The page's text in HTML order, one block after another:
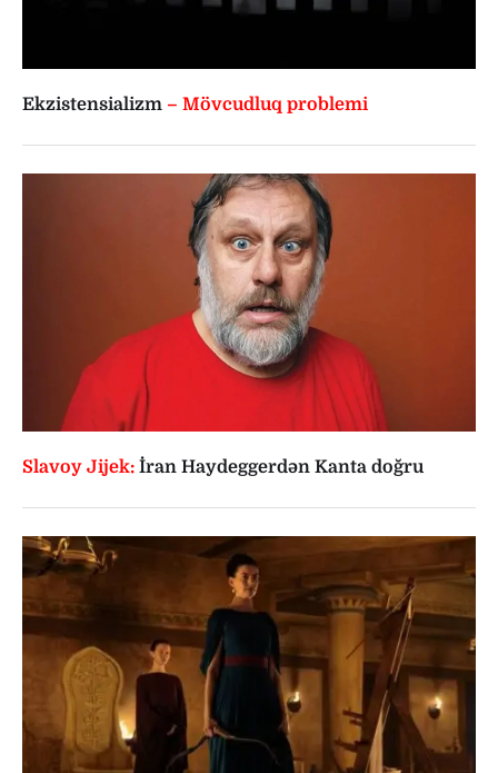
Ekzistensializm – Mövcudluq problemi
Slavoy Jijek: İran Haydeggerdən Kanta doğru